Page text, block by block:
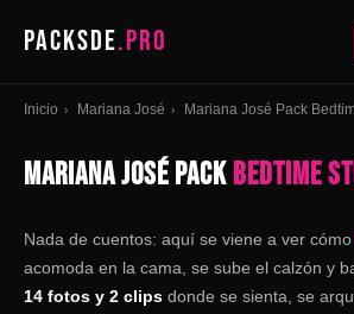
PACKSDE.PRO
Inicio › Mariana José › Mariana José Pack
MARIANA JOSÉ PACKBEDTIME
Nada de cuentos: aquí se viene a ver cómo
acomoda en la cama, se sube el calzón y
14 fotos y 2 clips donde se sienta, se